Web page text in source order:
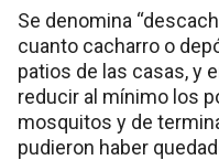
Se denomina
cuanto cacharro o
patios de las casas, y
reducir al mínimo los
mosquitos y de
pudieron haber